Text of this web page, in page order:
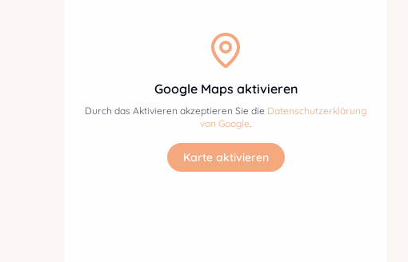
Google Maps aktivieren
Durch das Aktivieren akzeptieren Sie die Datenschutzerklärung
von Google
Karte aktivieren